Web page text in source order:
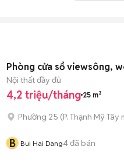
Phòng cửa sổ viewsông,
Nội thất đầy đủ
4,2 triệu/tháng 25 m²
Phường 25 (P. Thạnh Mỹ Tây
B Bui Hai Dang4đã bán